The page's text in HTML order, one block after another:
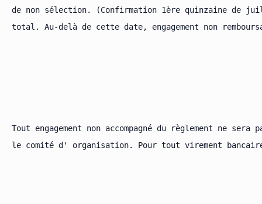
de non sélection. (Confirmation 1ère quinzaine de
total. Au-delà de cette date, engagement non
Tout engagement non accompagné du règlement ne sera
le comité d' organisation. Pour tout virement